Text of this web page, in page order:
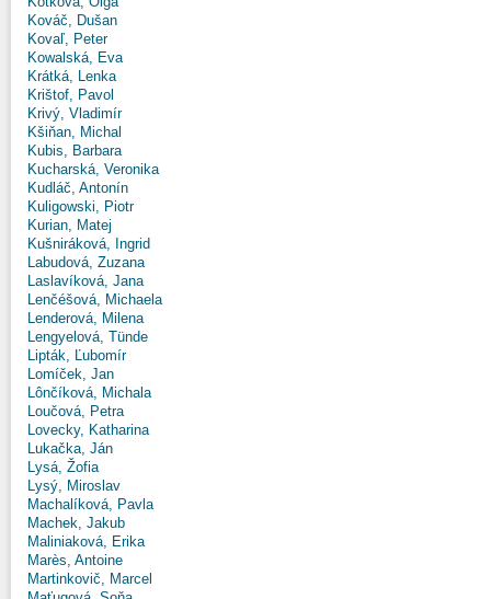
Kováč, Dušan
Kovaľ, Peter
Kowalská, Eva
Krátká, Lenka
Krištof, Pavol
Krivý, Vladimír
Kšiňan, Michal
Kubis, Barbara
Kucharská, Veronika
Kudláč, Antonín
Kuligowski, Piotr
Kurian, Matej
Kušniráková, Ingrid
Labudová, Zuzana
Laslavíková, Jana
Lenčéšová, Michaela
Lenderová, Milena
Lengyelová, Tünde
Lipták, Ľubomír
Lomíček, Jan
Lônčíková, Michala
Loučová, Petra
Lovecky, Katharina
Lukačka, Ján
Lysá, Žofia
Lysý, Miroslav
Machalíková, Pavla
Machek, Jakub
Maliniaková, Erika
Marès, Antoine
Martinkovič, Marcel